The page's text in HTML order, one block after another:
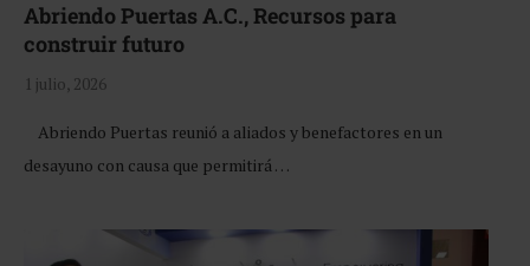
Abriendo Puertas A.C., Recursos para
construir futuro
1 julio, 2026
Abriendo Puertas reunió a aliados y benefactores en un
desayuno con causa que permitirá …